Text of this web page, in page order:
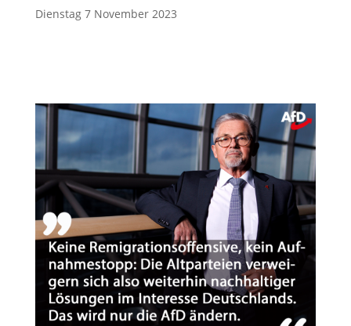
Dienstag 7 November 2023